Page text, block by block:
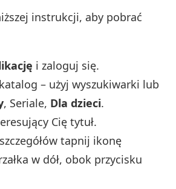
instrukcji, aby pobrać
i zaloguj się.
– użyj wyszukiwarki lub
, Seriale, Dla dzieci.
Cię tytuł.
tapnij ikonę
w dół, obok przycisku